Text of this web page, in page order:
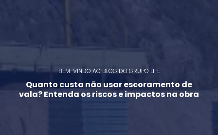
BEM-VINDO AO BLOG DO GRUPO LIFE
Quanto custa não usar escoramento de
vala? Entenda os riscos e impactos na obra